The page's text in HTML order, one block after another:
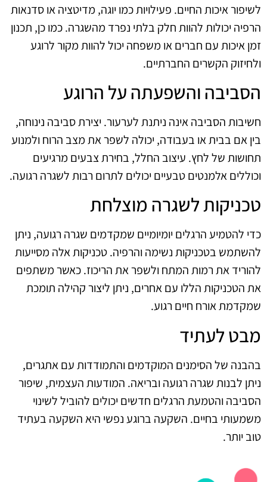
לשיפור איכות החיים. פעילויות כמו יוגה, מדיטציה או סדנאות
הרפיה יכולות להוות חלק בלתי נפרד מהשגרה. כמו כן, תכנון
זמן איכות עם חברים או משפחה יכול להוות מקור לרוגע
ולחיזוק הקשרים החברתיים.
הסביבה והשפעתה על הרוגע
חשיבות הסביבה אינה ניתנת לערעור. יצירת סביבה נינוחה,
בין אם בבית או בעבודה, יכולה לשפר את מצב הרוח ולמנוע
תחושות של לחץ. עיצוב החלל, בחירת צבעים מרגיעים
וכוללים אלמנטים טבעיים יכולים לתרום רבות לשגרה רגועה.
טכניקות לשגרה מוצלחת
כדי להטמיע הרגלים יומיומיים שמקדמים שגרה רגועה, ניתן
להשתמש בטכניקות נשימה והרפיה. טכניקות אלה מסייעות
להוריד את רמות המתח ולשפר את הריכוז. כאשר משתפים
את הטכניקות הללו עם אחרים, ניתן ליצור קהילה תומכת
שמקדמת אורח חיים רגוע.
מבט לעתיד
בהבנה של הסימנים המוקדמים והתמודדות עם אתגרים,
ניתן לבנות שגרה רגועה ובריאה. המודעות העצמית, שיפור
הסביבה והטמעת הרגלים חדשים יכולים להוביל לשינוי
משמעותי בחיים. השקעה ברוגע נפשי היא השקעה בעתיד
טוב יותר.